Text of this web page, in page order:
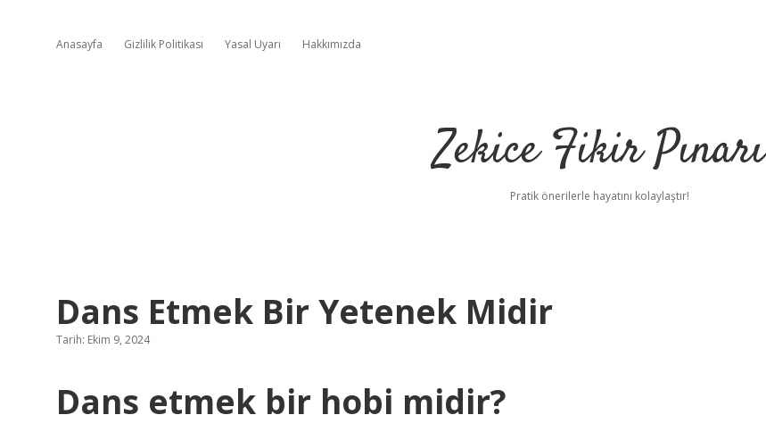
Anasayfa Gizlilik Politikası Yasal Uyarı Hakkımızda
Zekice Fikir Pınarı
Pratik önerilerle hayatını kolaylaştır!
Dans Etmek Bir Yetenek Midir
Tarih: Ekim 9, 2024
Dans etmek bir hobi midir?